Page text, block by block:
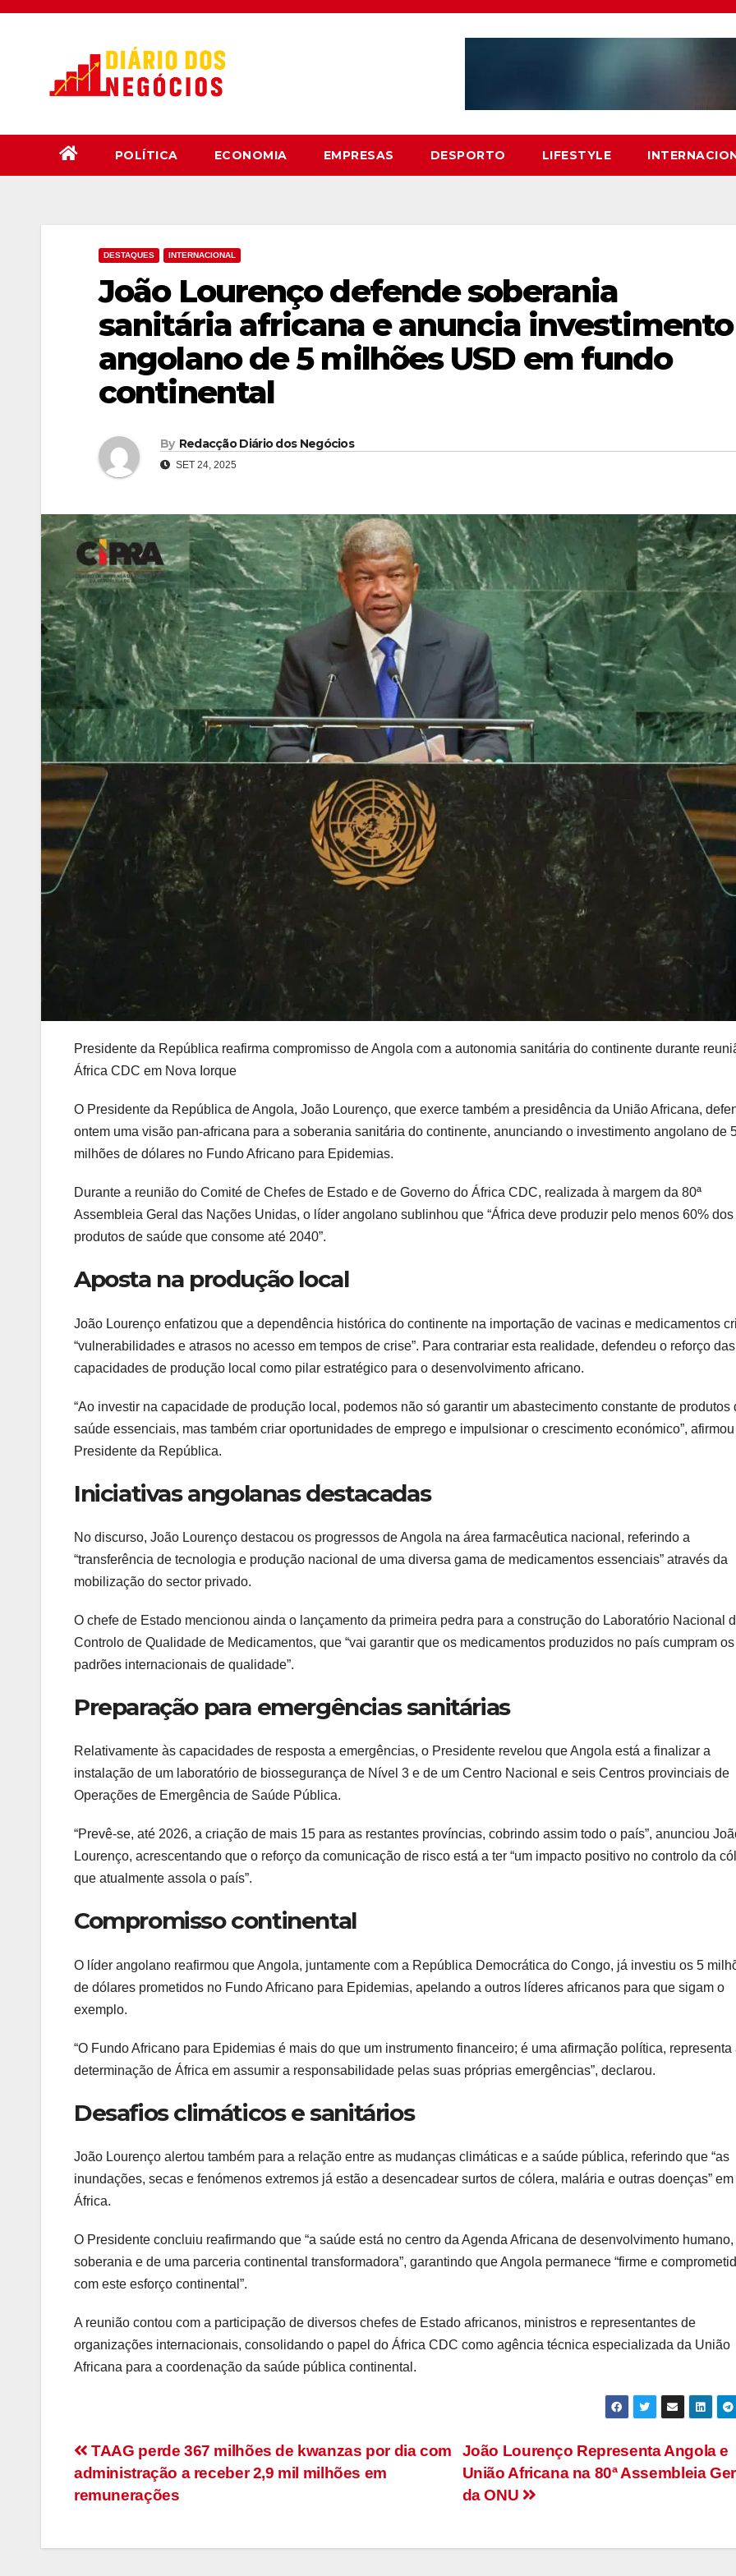
Skip
POLÍTICA ECONOMIA EMPRESAS DESPORTO LIFESTYLE
DESTAQUES INTERNACIONAL
João Lourenço defende soberania
sanitária africana e anuncia investimento
angolano de 5 milhões USD em fundo
continental
By Redacção Diário dos Negócios
SET 24, 2025
Presidente da República reafirma compromisso de Angola com a autonomia sanitária do continente durante
África CDC em Nova Iorque
O Presidente da República de Angola, João Lourenço, que exerce também a presidência da União Africana,
ontem uma visão pan-africana para a soberania sanitária do continente, anunciando o investimento angolano de
milhões de dólares no Fundo Africano para Epidemias.
Durante a reunião do Comité de Chefes de Estado e de Governo do África CDC, realizada à margem da 80ª
Assembleia Geral das Nações Unidas, o líder angolano sublinhou que “África deve produzir pelo menos 60% dos
produtos de saúde que consome até 2040”.
Aposta na produção local
João Lourenço enfatizou que a dependência histórica do continente na importação de vacinas e medicamentos
“vulnerabilidades e atrasos no acesso em tempos de crise”. Para contrariar esta realidade, defendeu o reforço das
capacidades de produção local como pilar estratégico para o desenvolvimento africano.
“Ao investir na capacidade de produção local, podemos não só garantir um abastecimento constante de produtos
saúde essenciais, mas também criar oportunidades de emprego e impulsionar o crescimento económico”,
Presidente da República.
Iniciativas angolanas destacadas
No discurso, João Lourenço destacou os progressos de Angola na área farmacêutica nacional, referindo a
“transferência de tecnologia e produção nacional de uma diversa gama de medicamentos essenciais” através da
mobilização do sector privado.
O chefe de Estado mencionou ainda o lançamento da primeira pedra para a construção do Laboratório Nacional
Controlo de Qualidade de Medicamentos, que “vai garantir que os medicamentos produzidos no país cumpram os
padrões internacionais de qualidade”.
Preparação para emergências sanitárias
Relativamente às capacidades de resposta a emergências, o Presidente revelou que Angola está a finalizar a
instalação de um laboratório de biossegurança de Nível 3 e de um Centro Nacional e seis Centros provinciais de
Operações de Emergência de Saúde Pública.
“Prevê-se, até 2026, a criação de mais 15 para as restantes províncias, cobrindo assim todo o país”, anunciou
Lourenço, acrescentando que o reforço da comunicação de risco está a ter “um impacto positivo no controlo da
que atualmente assola o país”.
Compromisso continental
O líder angolano reafirmou que Angola, juntamente com a República Democrática do Congo, já investiu os 5
de dólares prometidos no Fundo Africano para Epidemias, apelando a outros líderes africanos para que sigam o
exemplo.
“O Fundo Africano para Epidemias é mais do que um instrumento financeiro; é uma afirmação política, representa
determinação de África em assumir a responsabilidade pelas suas próprias emergências”, declarou.
Desafios climáticos e sanitários
João Lourenço alertou também para a relação entre as mudanças climáticas e a saúde pública, referindo que “as
inundações, secas e fenómenos extremos já estão a desencadear surtos de cólera, malária e outras doenças” em
África.
O Presidente concluiu reafirmando que “a saúde está no centro da Agenda Africana de desenvolvimento humano,
soberania e de uma parceria continental transformadora”, garantindo que Angola permanece “firme e
com este esforço continental”.
A reunião contou com a participação de diversos chefes de Estado africanos, ministros e representantes de
organizações internacionais, consolidando o papel do África CDC como agência técnica especializada da União
Africana para a coordenação da saúde pública continental.
Navegação
de
João Lourenço Representa Angola e
União Africana na 80ª Assembleia
da ONU
TAAG perde 367 milhões de kwanzas por dia com
administração a receber 2,9 mil milhões em
remunerações